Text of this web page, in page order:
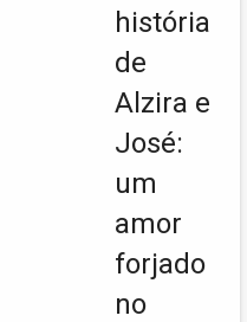
história
de
Alzira e
José:
um
amor
forjado
no